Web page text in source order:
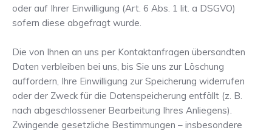
oder auf Ihrer Einwilligung (Art. 6 Abs. 1 lit. a DSGVO)
sofern diese abgefragt wurde.
Die von Ihnen an uns per Kontaktanfragen übersandten
Daten verbleiben bei uns, bis Sie uns zur Löschung
auffordern, Ihre Einwilligung zur Speicherung widerrufen
oder der Zweck für die Datenspeicherung entfällt (z. B.
nach abgeschlossener Bearbeitung Ihres Anliegens).
Zwingende gesetzliche Bestimmungen – insbesondere